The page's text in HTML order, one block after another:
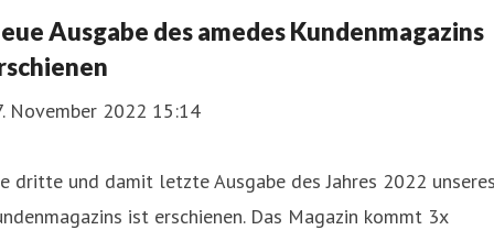
Ausgabe des amedes Kundenmagazins
November 2022 15:14
dritte und damit letzte Ausgabe des Jahres 2022
ist erschienen. Das Magazin kommt 3x